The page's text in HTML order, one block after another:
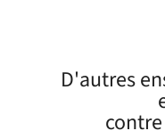
D'autres